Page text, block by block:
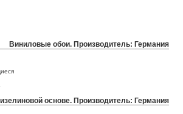
Виниловые обои. Производитель: Германия
основе. Производитель: Германия